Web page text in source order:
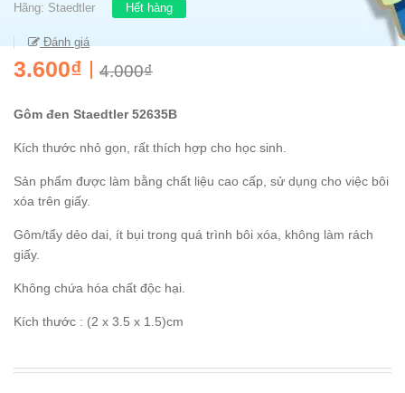
Hãng: Staedtler Hết hàng
Đánh giá
3.600₫ 4.000₫
Gôm đen Staedtler 52635B
Kích thước nhỏ gọn, rất thích hợp cho học sinh.
Sản phẩm được làm bằng chất liệu cao cấp, sử dụng cho việc bôi
xóa trên giấy.
Gôm/tẩy dẻo dai, ít bụi trong quá trình bôi xóa, không làm rách
giấy.
Không chứa hóa chất độc hại.
Kích thước : (2 x 3.5 x 1.5)cm